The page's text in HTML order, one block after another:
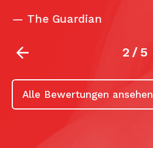
— The Guardian
2/5
Alle Bewertungen ansehen